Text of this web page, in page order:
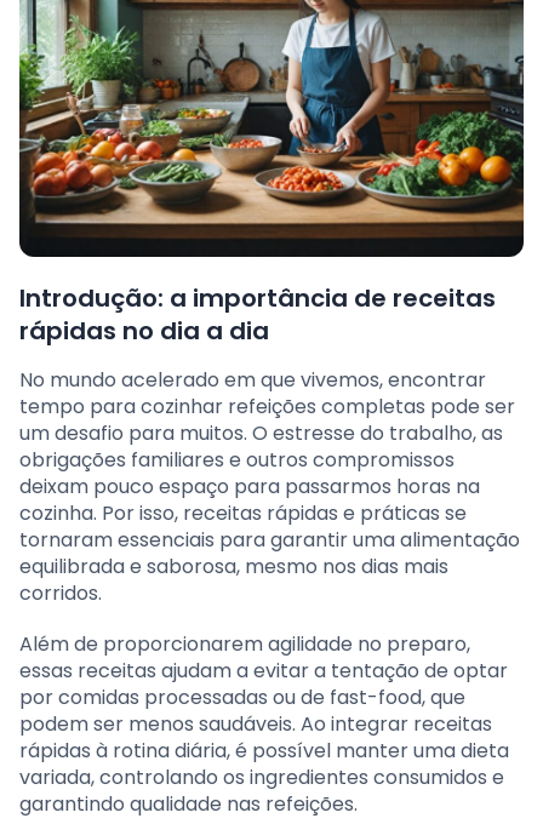
Introdução: a importância de receitas
rápidas no dia a dia
No mundo acelerado em que vivemos, encontrar
tempo para cozinhar refeições completas pode ser
um desafio para muitos. O estresse do trabalho, as
obrigações familiares e outros compromissos
deixam pouco espaço para passarmos horas na
cozinha. Por isso, receitas rápidas e práticas se
tornaram essenciais para garantir uma alimentação
equilibrada e saborosa, mesmo nos dias mais
corridos.
Além de proporcionarem agilidade no preparo,
essas receitas ajudam a evitar a tentação de optar
por comidas processadas ou de fast-food, que
podem ser menos saudáveis. Ao integrar receitas
rápidas à rotina diária, é possível manter uma dieta
variada, controlando os ingredientes consumidos e
garantindo qualidade nas refeições.